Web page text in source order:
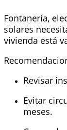
Fontanería,
solares
vivienda está
Revisar
Evitar
meses.